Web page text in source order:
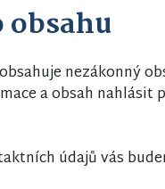
nezákonný
a obsah nahlásit
údajů vás